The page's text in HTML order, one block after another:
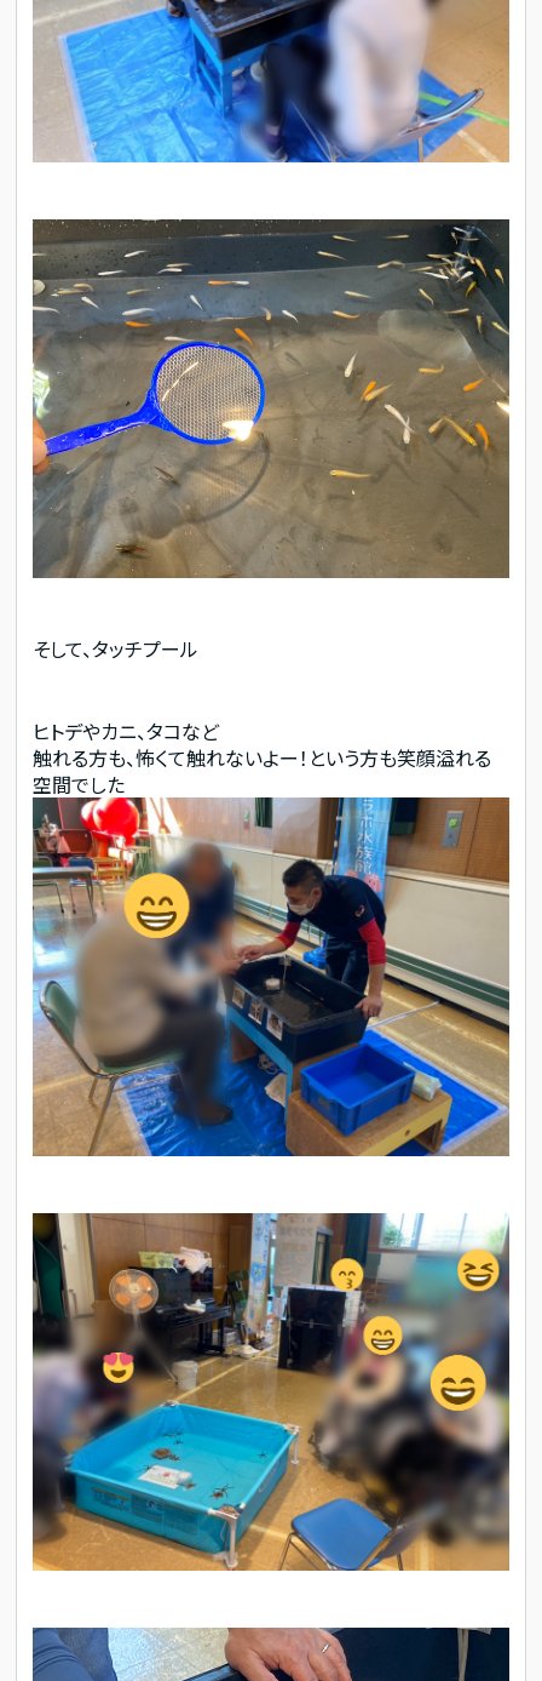
そして、タッチプール
ヒトデやカニ、タコなど
触れる方も、怖くて触れないよー！という方も笑顔溢れる
空間でした